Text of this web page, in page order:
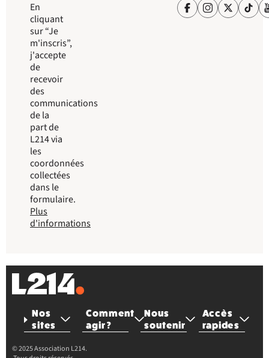
En
cliquant
sur “Je
m'inscris”,
j'accepte
de
recevoir
des
communications
de la
part de
L214 via
les
coordonnées
collectées
dans le
formulaire.
Plus
d'informations
Nos
sites
Comment
agir ?
Nous
soutenir
Accès
rapides
© 2025 Association L214.